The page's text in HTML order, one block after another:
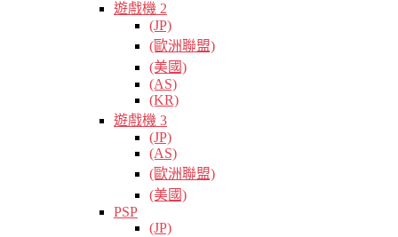
遊戲機 2
(JP)
(歐洲聯盟)
(美國)
(AS)
(KR)
遊戲機 3
(JP)
(AS)
(歐洲聯盟)
(美國)
PSP
(JP)